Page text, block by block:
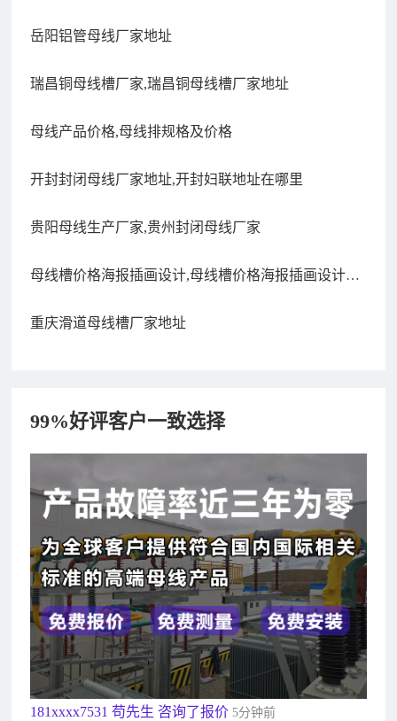
岳阳铝管母线厂家地址
瑞昌铜母线槽厂家,瑞昌铜母线槽厂家地址
母线产品价格,母线排规格及价格
开封封闭母线厂家地址,开封妇联地址在哪里
贵阳母线生产厂家,贵州封闭母线厂家
母线槽价格海报插画设计,母线槽价格海报插画设计理
重庆滑道母线槽厂家地址
99%好评客户一致选择
182xxxx4350 秦女士 咨询了报价 7分钟前
156xxxx3534 郭先生 咨询了报价7分钟前
192xxxx2920 周先生 咨询了报价10分钟前
189xxxx6562 王先生 咨询了报价1秒前
190xxxx3508 徐女士 咨询了报价5秒前
135xxxx6654 张先生 咨询了报价
181xxxx7531 苟先生 咨询了报价5分钟前
182xxxx4350 秦女士 咨询了报价 7分钟前